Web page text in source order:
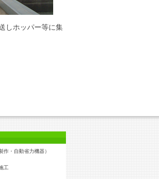
しホッパー等に集
作・自動省力機器）
工